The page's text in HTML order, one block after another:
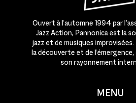
Ouvert à l’automne 1994 par
Jazz Action, Pannonica est la
jazz et de musiques
la découverte et de
son rayonnement
MENU